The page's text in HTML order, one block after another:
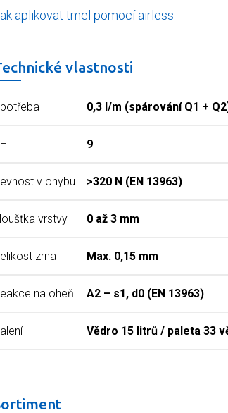
aplikovat tmel pomocí airless
vlastnosti
0,3 l/m (spárování Q1 +
9
v ohybu >320 N (EN 13963)
vrstvy 0 až 3 mm
zrna Max. 0,15 mm
na oheň A2 – s1, d0 (EN 13963)
Vědro 15 litrů / paleta 33